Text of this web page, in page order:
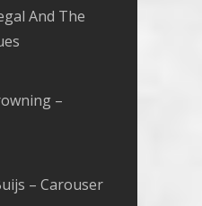
And The
–
– Carouser